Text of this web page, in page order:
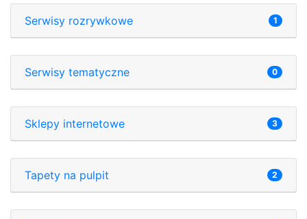
Serwisy rozrywkowe 1
Serwisy tematyczne 0
Sklepy internetowe 3
Tapety na pulpit 2